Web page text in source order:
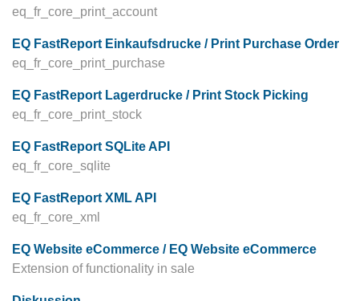
eq_fr_core_print_account
EQ FastReport Einkaufsdrucke / Print Purchase Order
eq_fr_core_print_purchase
EQ FastReport Lagerdrucke / Print Stock Picking
eq_fr_core_print_stock
EQ FastReport SQLite API
eq_fr_core_sqlite
EQ FastReport XML API
eq_fr_core_xml
EQ Website eCommerce / EQ Website eCommerce
Extension of functionality in sale